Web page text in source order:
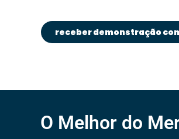
receber demonstração
O Melhor do